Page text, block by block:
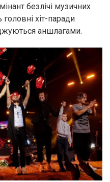
безлічі музичних
хіт-паради
аншлагами.